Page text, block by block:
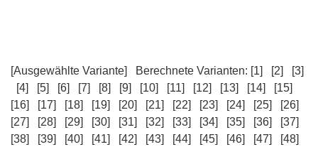
[Ausgewählte Variante] Berechnete Varianten: [1] [2]
[3]
[4]
[5] [6] [7] [8] [9] [10] [11] [12] [13] [14]
[15]
[16]
[17] [18] [19] [20] [21] [22] [23] [24] [25]
[26]
[27]
[28] [29] [30] [31] [32] [33] [34] [35] [36]
[37]
[38]
[39] [40] [41] [42] [43] [44] [45] [46] [47]
[48]